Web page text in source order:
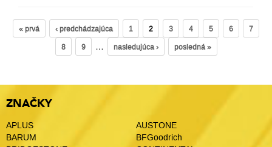
« prvá ‹ predchádzajúca 1 2 3 4 5 6
7
8
9 … nasledujúca › posledná »
ZNAČKY
APLUS
AUSTONE
BARUM
BFGoodrich